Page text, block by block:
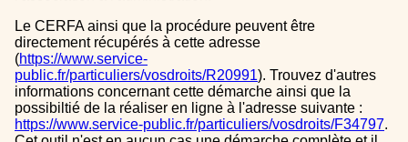
Le CERFA ainsi que la procédure peuvent être
directement récupérés à cette adresse
(https://www.service-
public.fr/particuliers/vosdroits/R20991). Trouvez d'autres
informations concernant cette démarche ainsi que la
possibiltié de la réaliser en ligne à l'adresse suivante :
https://www.service-public.fr/particuliers/vosdroits/F34797.